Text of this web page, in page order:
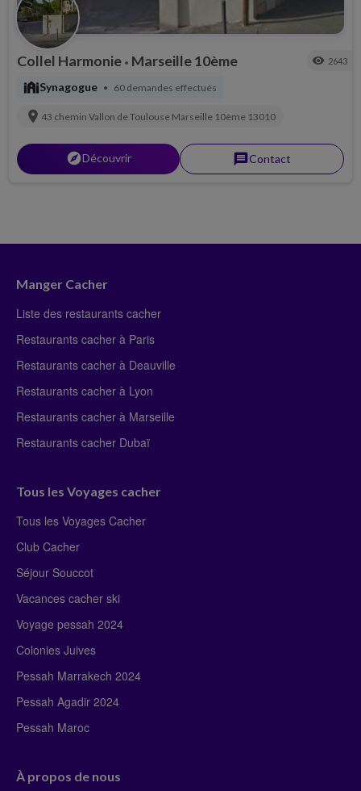
Collel Harmonie • Marseille 10ème visibility 2643
synagogueSynagogue • 60 demandes effectués
location_on 43 chemin Vallon de Toulouse Marseille 10ème 13010
explorerDécouvrir messageContact
Manger Cacher
Liste des restaurants cacher
Restaurants cacher à Paris
Restaurants cacher à Deauville
Restaurants cacher à Lyon
Restaurants cacher à Marseille
Restaurants cacher Dubaï
Tous les Voyages cacher
Tous les Voyages Cacher
Club Cacher
Séjour Souccot
Vacances cacher ski
Voyage pessah 2024
Colonies Juives
Pessah Marrakech 2024
Pessah Agadir 2024
Pessah Maroc
À propos de nous